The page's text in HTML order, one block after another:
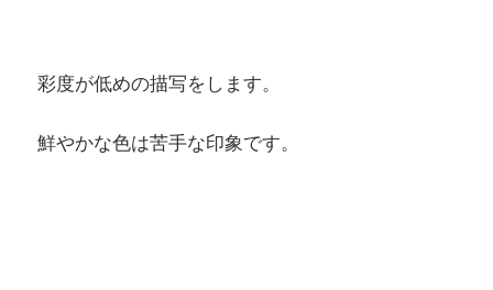
彩度が低めの描写をします。
鮮やかな色は苦手な印象です。